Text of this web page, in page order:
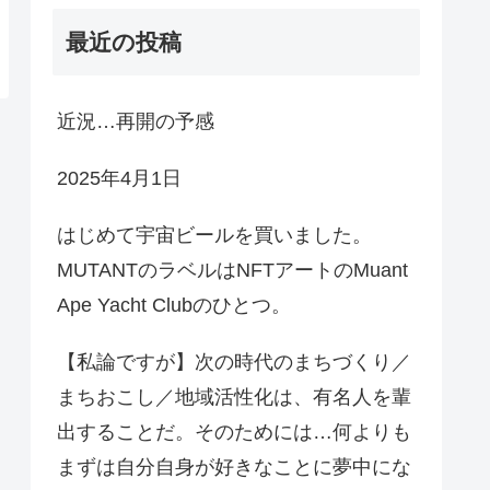
最近の投稿
近況…再開の予感
2025年4月1日
はじめて宇宙ビールを買いました。
MUTANTのラベルはNFTアートのMuant
Ape Yacht Clubのひとつ。
【私論ですが】次の時代のまちづくり／
まちおこし／地域活性化は、有名人を輩
出することだ。そのためには…何よりも
まずは自分自身が好きなことに夢中にな